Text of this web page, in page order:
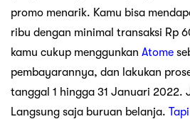
promo menarik. Kamu bisa
ribu dengan minimal transaksi Rp
kamu cukup menggunkan Atome
pembayarannya, dan lakukan
tanggal 1 hingga 31 Januari 2022.
Langsung saja buruan belanja.